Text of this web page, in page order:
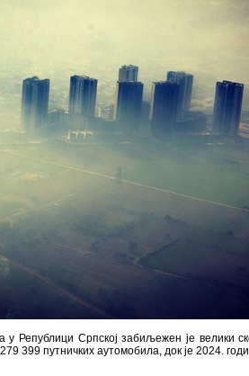
Републици Српској забиљежен је велики
399 путничких аутомобила, док је 2024.